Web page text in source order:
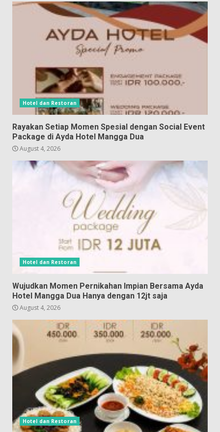
Hotel dan Restoran
Rayakan Setiap Momen Spesial dengan Social Event
Package di Ayda Hotel Mangga Dua
August 4, 2026
Hotel dan Restoran
Wujudkan Momen Pernikahan Impian Bersama Ayda
Hotel Mangga Dua Hanya dengan 12jt saja
August 4, 2026
Hotel dan Restoran